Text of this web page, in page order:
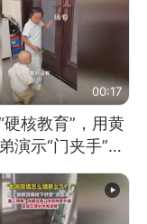
的选手。”（来
每日电讯）
00:17
硬核教育”，用黄
演示“门夹手”，
然言传不如身